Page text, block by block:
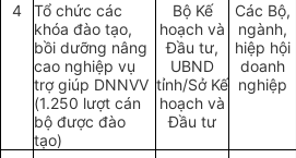
4
Tổ chức các
khóa đào tạo,
bồi dưỡng nâng
cao nghiệp vụ
trợ giúp DNNVV
(1.250 lượt cán
bộ được đào
tạo)
Bộ Kế
hoạch và
Đầu tư,
UBND
tỉnh/Sở Kế
hoạch và
Đầu tư
Các Bộ,
ngành,
hiệp hội
doanh
nghiệp